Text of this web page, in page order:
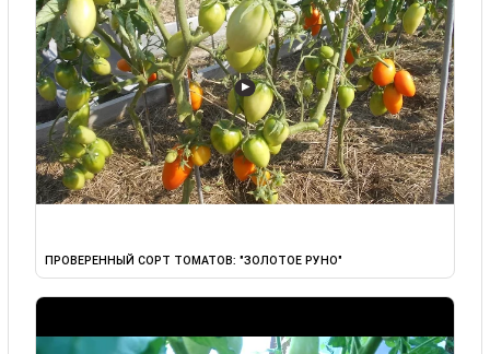
▶
ПРОВЕРЕННЫЙ СОРТ ТОМАТОВ: "ЗОЛОТОЕ РУНО"